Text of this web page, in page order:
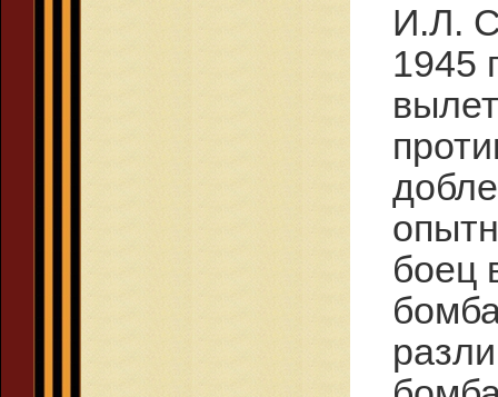
И.Л.
1945
боец